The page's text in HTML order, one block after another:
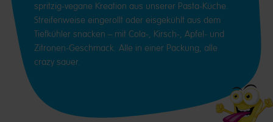
spritzig-vegane Kreation aus unserer Pasta-Küche.
Streifenweise eingerollt oder eisgekühlt aus dem
Tiefkühler snacken – mit Cola-, Kirsch-, Apfel- und
Zitronen-Geschmack. Alle in einer Packung, alle
crazy sauer.